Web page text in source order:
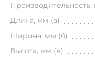
Производительность,
Длина, мм (а)
Ширина, мм (б)
Высота, мм (в)